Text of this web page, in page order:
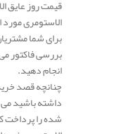
قیمت روز عایق
الاستومری
برای شما
بررسی فاکتور
انجام دهید.
چنانچه قصد
داشته باشید
شده را پرداخت